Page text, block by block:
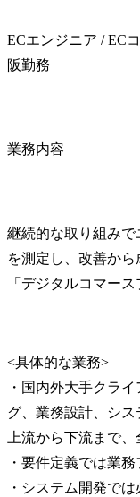
ECエンジニア / EC
阪勤務
業務内容
継続的な取り組み
を測定し、改善か
「デジタルコマー
<具体的な業務>
・国内外大手クラ
グ、業務設計、シ
上流から下流まで
・要件定義では業
・システム開発で